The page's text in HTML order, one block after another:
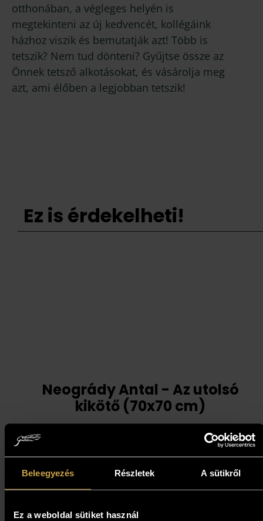
Beleegyezés Részletek A sütikről
Ez a weboldal sütiket használ
otthonában, a végleges helyén is
megtekinteni az új kedvencét, kollégáink
házhoz viszik és bemutatják azt! Több is
tetszik? Nem tud dönteni? Gyűjtse össze az
Önnek tetsző alkotásokat, és vásárolja meg
azt, ami élőben a legjobban tetszik!
Ez is érdekelheti!
Neogrády Antal - Az utolsó
kikötő (70x70 cm)
Kosárba teszem